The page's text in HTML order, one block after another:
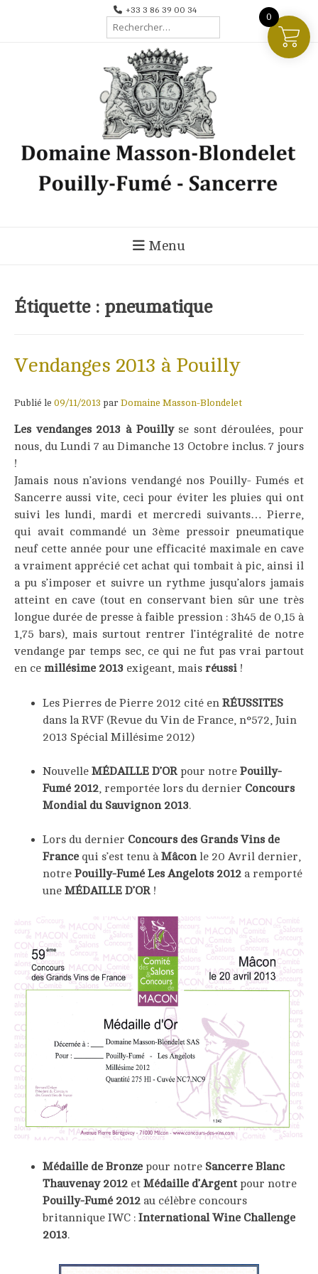
+33 3 86 39 00 34
Rechercher :
Menu
Étiquette : pneumatique
Vendanges 2013 à Pouilly
Publié le 09/11/2013 par Domaine Masson-Blondelet
Les vendanges 2013 à Pouillyse sont déroulées, pour
nous, du Lundi 7 au Dimanche 13 Octobre inclus. 7 jours
!
Jamais nous n’avions vendangé nos Pouilly- Fumés et
Sancerre aussi vite, ceci pour éviter les pluies qui ont
suivi les lundi, mardi et mercredi suivants… Pierre,
qui avait commandé un 3ème pressoir pneumatique
neuf cette année pour une efficacité maximale en cave
a vraiment apprécié cet achat qui tombait à pic, ainsi il
a pu s’imposer et suivre un rythme jusqu’alors jamais
atteint en cave (tout en conservant bien sûr une très
longue durée de presse à faible pression : 3h45 de 0,15 à
1,75 bars), mais surtout rentrer l’intégralité de notre
vendange par temps sec, ce qui ne fut pas vrai partout
en ce millésime 2013 exigeant, mais réussi !
Les Pierres de Pierre 2012 cité en RÉUSSITES
dans la RVF (Revue du Vin de France, n°572, Juin
2013 Spécial Millésime 2012)
Nouvelle MÉDAILLE D’OR pour notre Pouilly-
Fumé 2012, remportée lors du dernier Concours
Mondial du Sauvignon 2013.
Lors du dernier Concours des Grands Vins de
France qui s’est tenu àMâconle 20 Avril dernier,
notre Pouilly-Fumé Les Angelots 2012 a remporté
une MÉDAILLE D’OR !
Médaille de Bronze pour notre Sancerre Blanc
Thauvenay 2012 et Médaille d’Argent pour notre
Pouilly-Fumé 2012 au célèbre concours
britannique IWC : International Wine Challenge
2013.
0